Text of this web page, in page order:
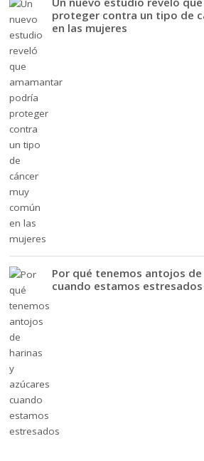
proteger contra un tipo de
en las mujeres
Por qué tenemos antojos de
cuando estamos estresados